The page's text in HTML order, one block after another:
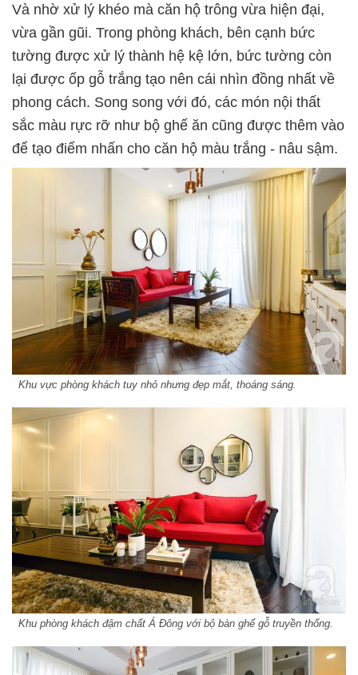
Và nhờ xử lý khéo mà căn hộ trông vừa hiện đại,
vừa gần gũi. Trong phòng khách, bên cạnh bức
tường được xử lý thành hệ kệ lớn, bức tường còn
lại được ốp gỗ trắng tạo nên cái nhìn đồng nhất về
phong cách. Song song với đó, các món nội thất
sắc màu rực rỡ như bộ ghế ăn cũng được thêm vào
để tạo điểm nhấn cho căn hộ màu trắng - nâu sậm.
Khu vực phòng khách tuy nhỏ nhưng đẹp mắt, thoáng sáng.
Khu phòng khách đậm chất Á Đông với bộ bàn ghế gỗ truyền thống.